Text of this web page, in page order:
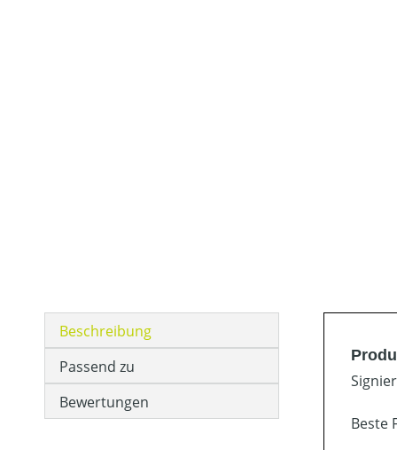
Beschreibung
Passend zu
Bewertungen
Beste